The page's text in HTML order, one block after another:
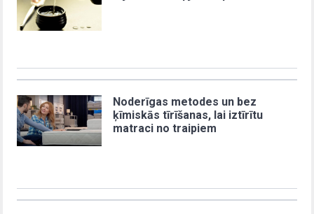
Noderīgas metodes un bez
ķīmiskās tīrīšanas, lai iztīrītu
matraci no traipiem